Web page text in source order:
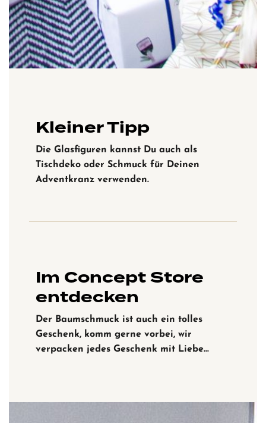
Kleiner Tipp
Die Glasfiguren kannst Du auch als
Tischdeko oder Schmuck für Deinen
Adventkranz verwenden.
Im Concept Store
entdecken
Der Baumschmuck ist auch ein tolles
Geschenk, komm gerne vorbei, wir
verpacken jedes Geschenk mit Liebe…